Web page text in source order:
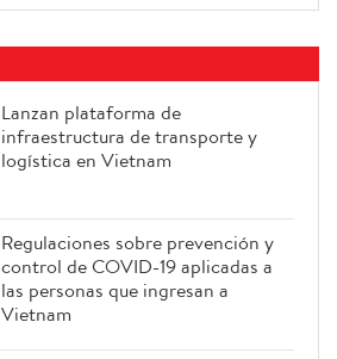
Lanzan plataforma de
infraestructura de transporte y
logística en Vietnam
Regulaciones sobre prevención y
control de COVID-19 aplicadas a
las personas que ingresan a
Vietnam